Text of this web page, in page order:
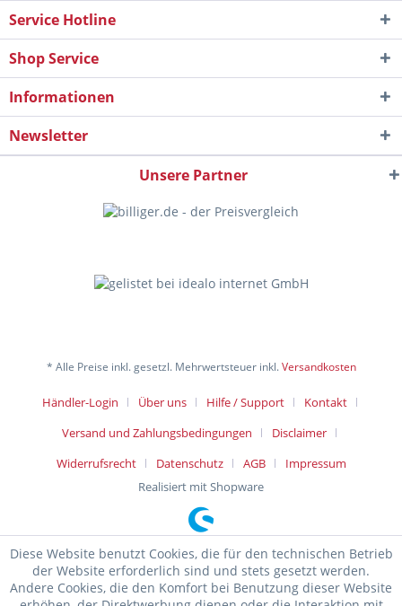
Service Hotline
Shop Service
Informationen
Newsletter
Unsere Partner
* Alle Preise inkl. gesetzl. Mehrwertsteuer inkl.Versandkosten
Händler-Login Über uns Hilfe / Support
Kontakt
Versand und Zahlungsbedingungen
Disclaimer
Widerrufsrecht
Datenschutz AGB
Impressum
Realisiert mit Shopware
Diese Website benutzt Cookies, die für den technischen Betrieb
der Website erforderlich sind und stets gesetzt werden.
Andere Cookies, die den Komfort bei Benutzung dieser Website